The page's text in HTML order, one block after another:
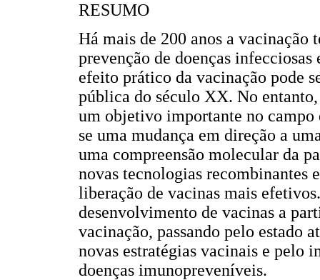
RESUMO
Há mais de 200 anos a
prevenção de doenças
efeito prático da vacinação pode
pública do século XX. No
um objetivo importante no
se uma mudança em direção a
uma compreensão molecular da
novas tecnologias recombinantes
liberação de vacinas mais
desenvolvimento de vacinas a
vacinação, passando pelo estado
novas estratégias vacinais e pelo
doenças imunopreveníveis.